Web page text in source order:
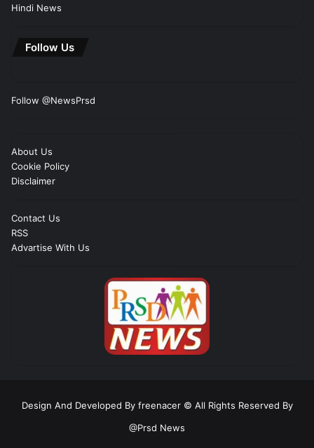
Hindi News
Follow Us
Follow @NewsPrsd
About Us
Cookie Policy
Disclaimer
Contact Us
RSS
Advartise With Us
Design And Developed By freenacer © All Rights Reserved By
@Prsd News